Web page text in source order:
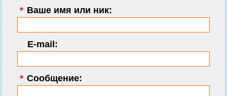
* Ваше имя или ник:
E-mail:
* Сообщение: